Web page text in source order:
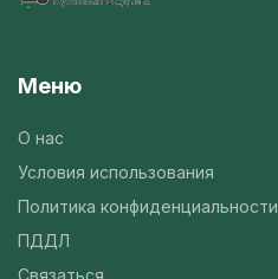
Меню
О нас
Условия использования
Политика конфиденциальности
ПДДЛ